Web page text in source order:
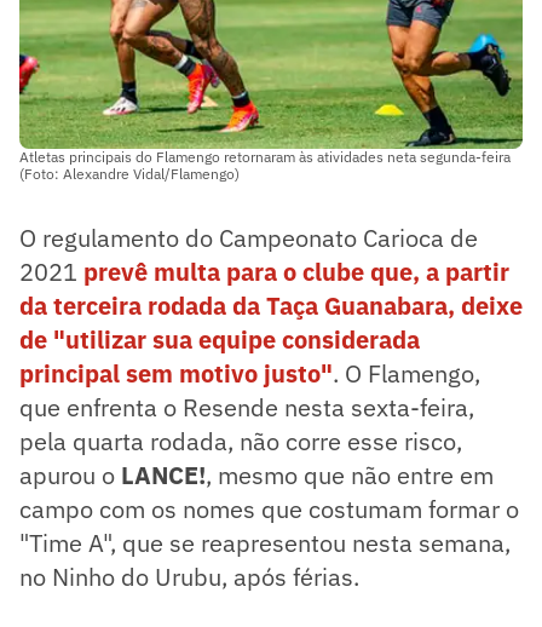
Atletas principais do Flamengo retornaram às atividades neta segunda-feira
(Foto: Alexandre Vidal/Flamengo)
O regulamento do Campeonato Carioca de
2021 prevê multa para o clube que, a partir
da terceira rodada da Taça Guanabara, deixe
de "utilizar sua equipe considerada
principal sem motivo justo". O Flamengo,
que enfrenta o Resende nesta sexta-feira,
pela quarta rodada, não corre esse risco,
apurou o LANCE!, mesmo que não entre em
campo com os nomes que costumam formar o
"Time A", que se reapresentou nesta semana,
no Ninho do Urubu, após férias.